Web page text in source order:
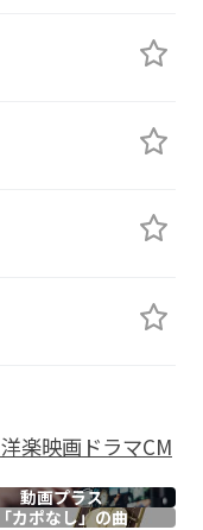
洋楽映画ドラマCM
動画プラス
「カポなし」の曲